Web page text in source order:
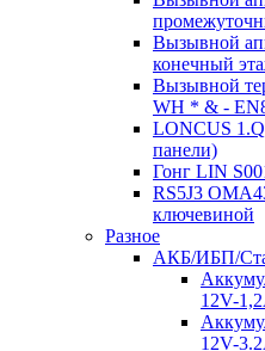
Вызывной
конечный
Вызывной
WH * & -
LONCUS
панели)
Гонг LIN
RS5J3
ключевиной
Разное
АКБ/ИБП/
12V-
12V-